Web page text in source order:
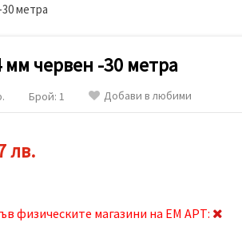
метра
червен -30 метра
Брой: 1 Добави в любими
лв.
физическите магазини на ЕМ АРТ: